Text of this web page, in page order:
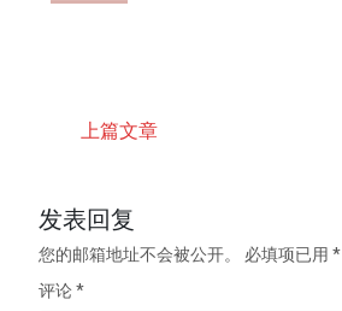
上篇文章
发表回复
您的邮箱地址不会被公开。 必填项已用*
评论*